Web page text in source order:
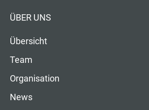
ÜBER UNS
Übersicht
Team
Organisation
News